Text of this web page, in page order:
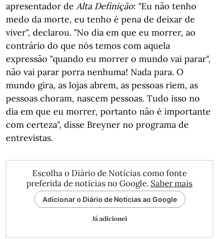
apresentador de Alta Definição: "Eu não tenho
medo da morte, eu tenho é pena de deixar de
viver", declarou. "No dia em que eu morrer, ao
contrário do que nós temos com aquela
expressão "quando eu morrer o mundo vai parar",
não vai parar porra nenhuma! Nada para. O
mundo gira, as lojas abrem, as pessoas riem, as
pessoas choram, nascem pessoas. Tudo isso no
dia em que eu morrer, portanto não é importante
com certeza", disse Breyner no programa de
entrevistas.
Escolha o Diário de Notícias como fonte
preferida de notícias no Google. Saber mais
Adicionar o Diário de Notícias ao Google
Já adicionei